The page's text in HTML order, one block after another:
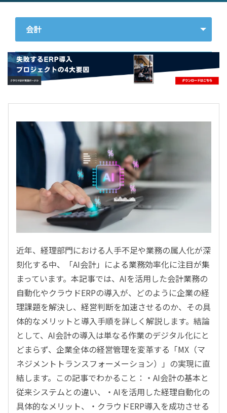
会計
ERP
会計
CRM／営業支援／Eコマース
DX（2025年の崖）／クラウドコンピューティング
データ分析／BI
ガバナンス／リスク管理
BPR／業務改善
近年、経理部門における人手不足や業務の属人化が深
刻化する中、「AI会計」による業務効率化に注目が集
まっています。本記事では、AIを活用した会計業務の
自動化やクラウドERPの導入が、どのように企業の経
理課題を解決し、経営判断を加速させるのか、その具
体的なメリットと導入手順を詳しく解説します。結論
として、AI会計の導入は単なる作業のデジタル化にと
どまらず、企業全体の経営管理を変革する「MX（マ
ネジメントトランスフォーメーション）」の実現に直
結します。この記事でわかること：・AI会計の基本と
従来システムとの違い、・AIを活用した経理自動化の
具体的なメリット、・クラウドERP導入を成功させる